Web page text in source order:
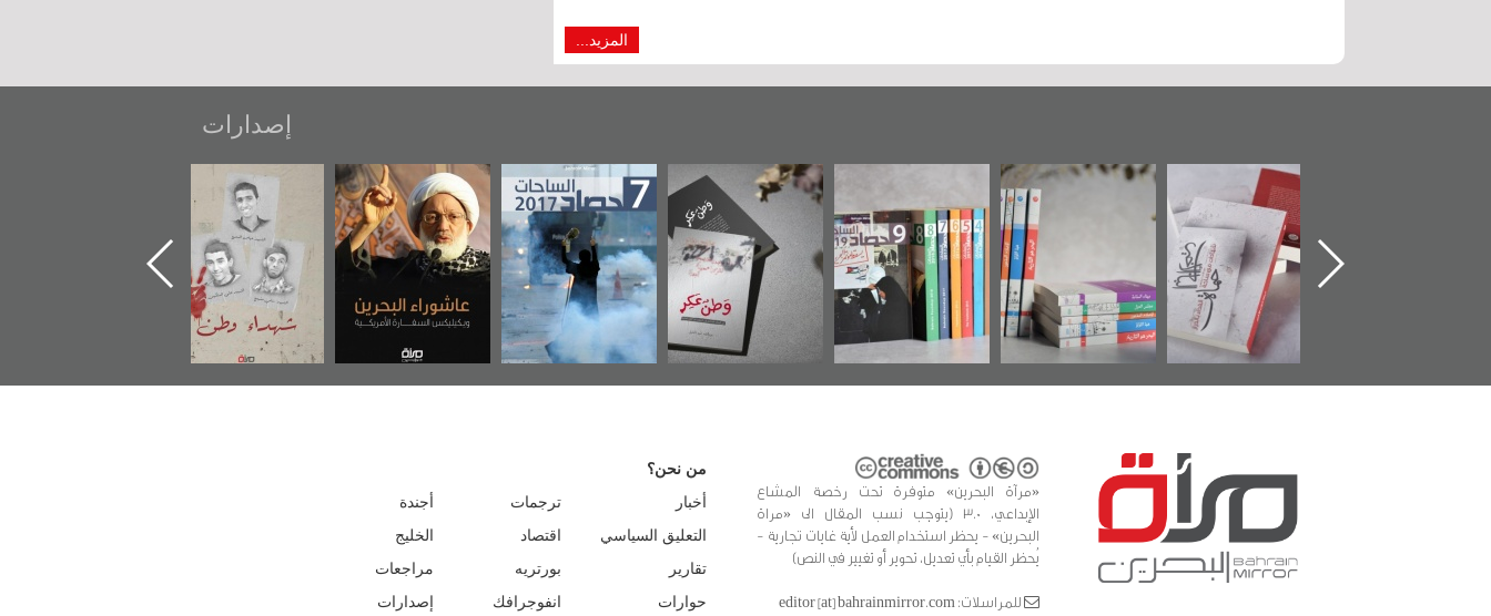
المزيد...
إصدارات
السهلاوي في ذكراه
"حماة الباب الأخير":
الإصدار الأول عن
اعتصام الدراز
وأحداث ساحة
الفداء لمركز أوال
للدراسات والتوثيق
تصنيف موضوعي
للوثائق البريطانية
يقدمه «مركز أوال»
في سلسلة من 5
كتب
تصدر حصاد
الساحات 2019
«وطن عكر» رواية
جديدة لمعتقل
عسكري تصدر عن
«مرآة البحرين»
حصاد 2017
عاشوراء البحرين...
ويكيليكس السفارة
الأمريكية
شهداء وطن
«مرآة البحرين» متوفرة تحت رخصة المشاع
الإبداعي، 3.0 (يتوجب نسب المقال الى «مراة
البحرين» - يحظر استخدام العمل لأية غايات تجارية -
يُحظر القيام بأي تعديل، تحوير أو تغيير في النص)
للمراسلات: editor [at] bahrainmirror.com
من نحن؟
أخبار
التعليق السياسي
تقارير
حوارات
ترجمات
اقتصاد
بورتريه
انفوجرافك
أجندة
الخليج
مراجعات
إصدارات